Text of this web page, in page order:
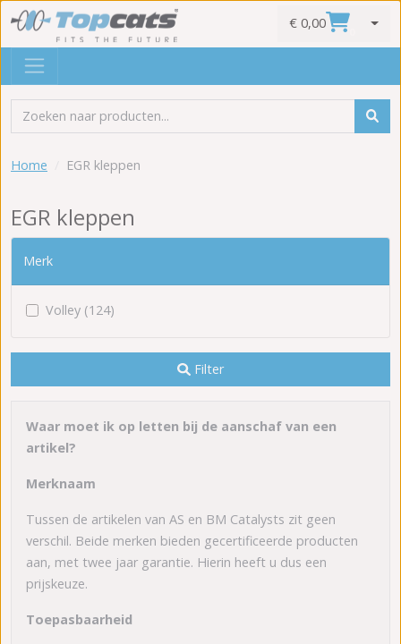
€ 0,00
Home EGR kleppen
EGR kleppen
Merk
Volley (124)
Filter
Waar moet ik op letten bij de aanschaf van een
artikel?
Merknaam
Tussen de artikelen van AS en BM Catalysts zit geen
verschil. Beide merken bieden gecertificeerde producten
aan, met twee jaar garantie. Hierin heeft u dus een
prijskeuze.
Toepasbaarheid